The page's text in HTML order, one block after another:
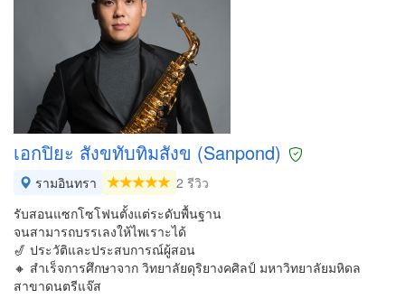
เอกปิยะ สังขทับทิมสังข (Sanpond)
รามอินทรา
2 รีวิว
รับสอนแซกโซโฟนตั้งแต่ระดับพื้นฐาน
จนสามารถบรรเลงให้ไพเราะได้
🎷 ประวัติและประสบการณ์ผู้สอน
🔸 สำเร็จการศึกษาจาก วิทยาลัยดุริยางคศิลป์ มหาวิทยาลัยมหิดล
สาขาดนตรีแจ๊ส